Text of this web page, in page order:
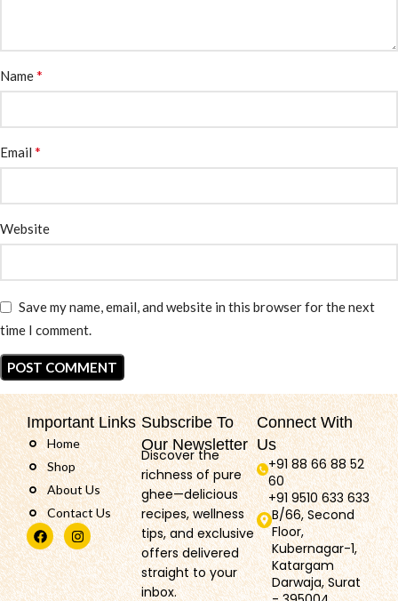
Name*
Email *
Website
Save my name, email, and website in this browser for the next
time I comment.
Important Links
Home
Shop
About Us
Contact Us
Subscribe To
Our Newsletter
Discover the
richness of pure
ghee—delicious
recipes, wellness
tips, and exclusive
offers delivered
straight to your
inbox.
Connect With
Us
+91 88 66 88 52
60
+91 9510 633 633
B/66, Second
Floor,
Kubernagar-1,
Katargam
Darwaja, Surat